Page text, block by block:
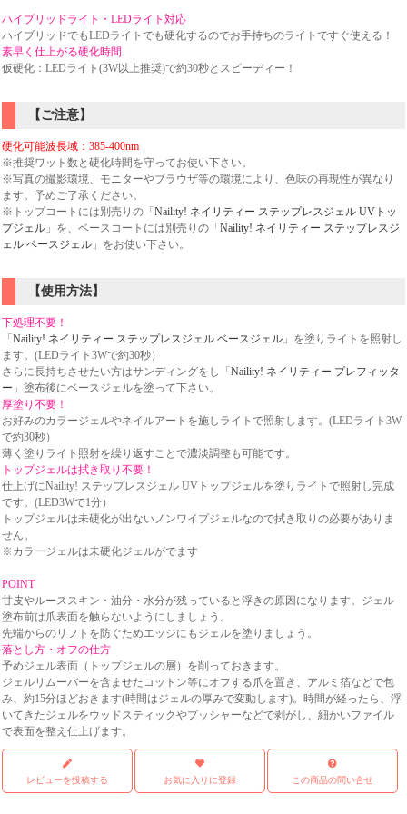
ハイブリッドライト・LEDライト対応
ハイブリッドでもLEDライトでも硬化するのでお手持ちのライトですぐ使える！
素早く仕上がる硬化時間
仮硬化：LEDライト(3W以上推奨)で約30秒とスピーディー！
【ご注意】
硬化可能波長域：385-400nm
※推奨ワット数と硬化時間を守ってお使い下さい。
※写真の撮影環境、モニターやブラウザ等の環境により、色味の再現性が異なり
ます。予めご了承ください。
※トップコートには別売りの「Naility! ネイリティー ステップレスジェル UVトッ
プジェル 」を、ベースコートには別売りの「Naility! ネイリティー ステップレスジ
ェル ベースジェル 」をお使い下さい。
【使用方法】
下処理不要！
「Naility! ネイリティー ステップレスジェル ベースジェル 」を塗りライトを照射し
ます。(LEDライト3Wで約30秒）
さらに長持ちさせたい方はサンディングをし「Naility! ネイリティー プレフィッタ
ー 」塗布後にベースジェルを塗って下さい。
厚塗り不要！
お好みのカラージェルやネイルアートを施しライトで照射します。(LEDライト3W
で約30秒）
薄く塗りライト照射を繰り返すことで濃淡調整も可能です。
トップジェルは拭き取り不要！
仕上げにNaility! ステップレスジェル UVトップジェルを塗りライトで照射し完成
です。(LED3Wで1分）
トップジェルは未硬化が出ないノンワイプジェルなので拭き取りの必要がありま
せん。
※カラージェルは未硬化ジェルがでます
POINT
甘皮やルーススキン・油分・水分が残っていると浮きの原因になります。ジェル
塗布前は爪表面を触らないようにしましょう。
先端からのリフトを防ぐためエッジにもジェルを塗りましょう。
落とし方・オフの仕方
予めジェル表面（トップジェルの層）を削っておきます。
ジェルリムーバーを含ませたコットン等にオフする爪を置き、アルミ箔などで包
み、約15分ほどおきます(時間はジェルの厚みで変動します)。時間が経ったら、浮
いてきたジェルをウッドスティックやプッシャーなどで剥がし、細かいファイル
で表面を整え仕上げます。
レビューを投稿する お気に入りに登録 この商品の問い合せ